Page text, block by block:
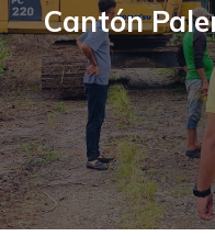
Cantón
Posts